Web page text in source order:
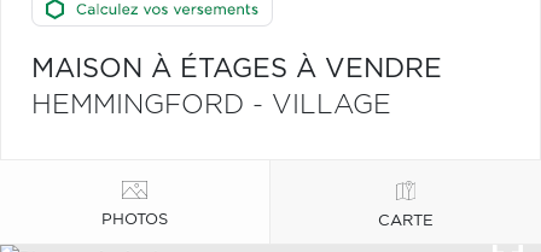
MAISON À ÉTAGES À VENDRE
HEMMINGFORD - VILLAGE
PHOTOS CARTE